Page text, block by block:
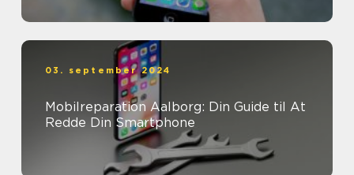
03. september 2024
Mobilreparation Aalborg: Din Guide til At
Redde Din Smartphone